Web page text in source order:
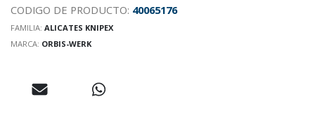
CODIGO DE PRODUCTO: 40065176
FAMILIA: ALICATES KNIPEX
MARCA: ORBIS-WERK